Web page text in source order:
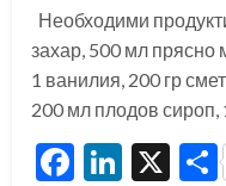
Необходими
захар, 500 мл прясно
1 ванилия, 200 гр
200 мл плодов сироп,
Facebook
X